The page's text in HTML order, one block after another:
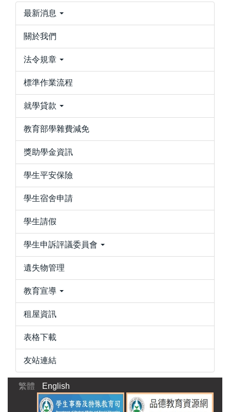
最新消息
關於我們
法令規章
標準作業流程
就學貸款
教育部學雜費減免
獎助學金資訊
學生平安保險
學生宿舍申請
學生請假
學生申訴評議委員會
遺失物管理
教育宣導
租屋資訊
表格下載
友站連結
繁體 English